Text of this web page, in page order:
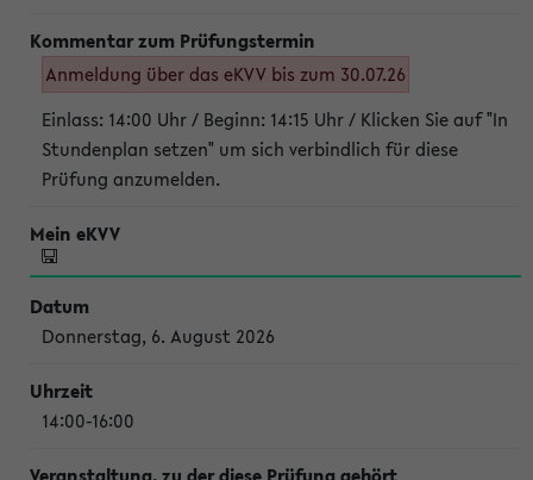
Anmeldung über das eKVV bis zum 30.07.26
Einlass: 14:00 Uhr / Beginn: 14:15 Uhr / Klicken Sie auf "In
Stundenplan setzen" um sich verbindlich für diese
Prüfung anzumelden.
Donnerstag, 6. August 2026
14:00-16:00